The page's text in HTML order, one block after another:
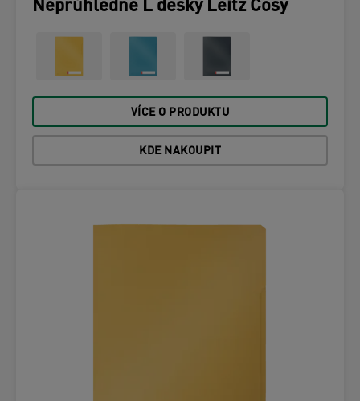
Neprůhledné L desky Leitz Cosy
VÍCE O PRODUKTU
KDE NAKOUPIT